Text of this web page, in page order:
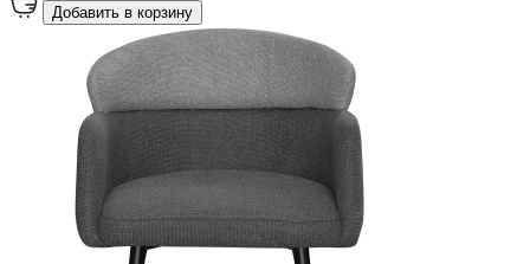
Добавить в корзину